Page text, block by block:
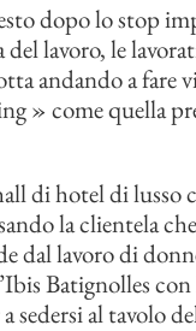
dopo lo stop
del lavoro, le
andando a fare
» come quella
di hotel di lusso
la clientela
dal lavoro di
Batignolles
sedersi al tavolo